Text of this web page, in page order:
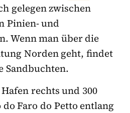
gelegen zwischen
Pinien- und
Wenn man über die
Norden geht, findet
Sandbuchten.
rechts und 300
Faro do Petto entlang